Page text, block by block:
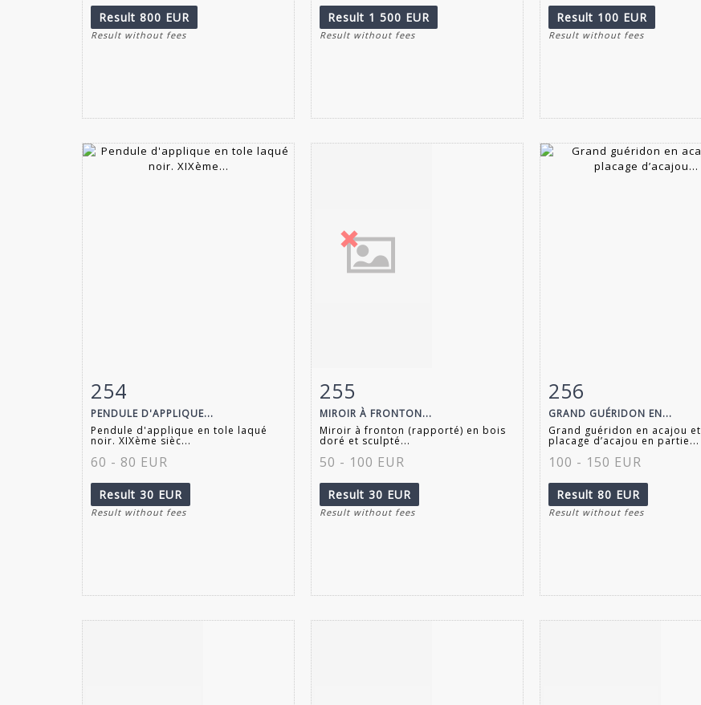
Result 800 EUR
Result without fees
Result 1 500 EUR
Result without fees
Result 100 EUR
Result without fees
Item detail
254
PENDULE D'APPLIQUE...
Pendule d'applique en tole laqué
noir. XIXème sièc...
60 - 80 EUR
Result 30 EUR
Result without fees
Item detail
255
MIROIR À FRONTON...
Miroir à fronton (rapporté) en bois
doré et sculpté...
50 - 100 EUR
Result 30 EUR
Result without fees
Item detail
256
GRAND GUÉRIDON EN...
Grand guéridon en acajou et
placage d’acajou en partie...
100 - 150 EUR
Result 80 EUR
Result without fees